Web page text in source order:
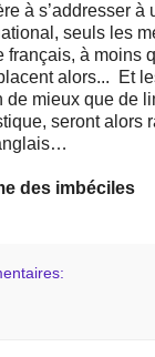
à s’addresser
seuls les
français, à moins
alors...
Et
de mieux que de
seront alors
des imbéciles